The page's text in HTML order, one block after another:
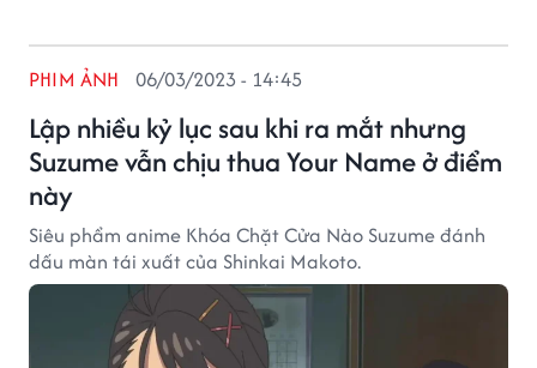
Lập nhiều kỷ lục sau khi ra mắt nhưng
Suzume vẫn chịu thua Your Name ở điểm
này
PHIM ẢNH 06/03/2023 - 14:45
Siêu phẩm anime Khóa Chặt Cửa Nào Suzume đánh
dấu màn tái xuất của Shinkai Makoto.